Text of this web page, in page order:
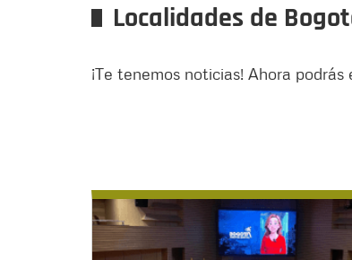
Localidades de
¡Te tenemos noticias! Ahora